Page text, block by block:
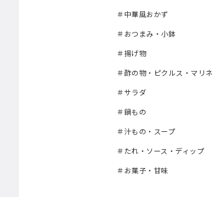
＃中華風おかず
＃おつまみ・小鉢
＃揚げ物
＃酢の物・ピクルス・マリネ
＃サラダ
＃鍋もの
＃汁もの・スープ
＃たれ・ソース・ディップ
＃お菓子・甘味